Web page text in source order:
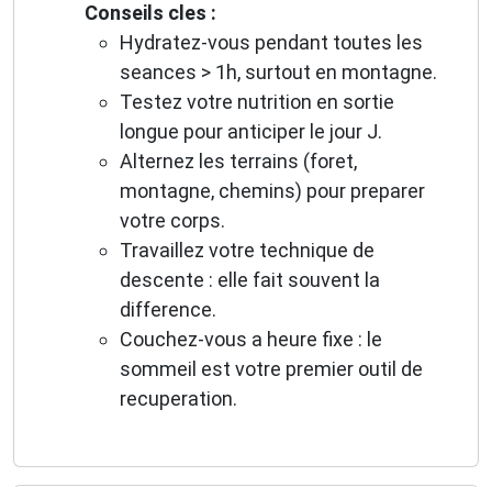
Conseils cles :
Hydratez-vous pendant toutes les
seances > 1h, surtout en montagne.
Testez votre nutrition en sortie
longue pour anticiper le jour J.
Alternez les terrains (foret,
montagne, chemins) pour preparer
votre corps.
Travaillez votre technique de
descente : elle fait souvent la
difference.
Couchez-vous a heure fixe : le
sommeil est votre premier outil de
recuperation.